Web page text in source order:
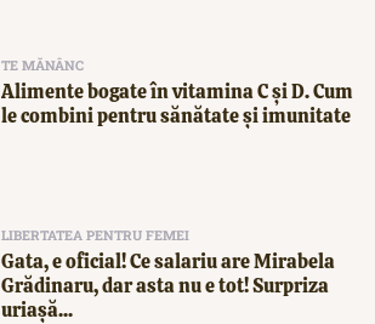
TE MĂNÂNC
Alimente bogate în vitamina C și D. Cum
le combini pentru sănătate și imunitate
LIBERTATEA PENTRU FEMEI
Gata, e oficial! Ce salariu are Mirabela
Grădinaru, dar asta nu e tot! Surpriza
uriașă...